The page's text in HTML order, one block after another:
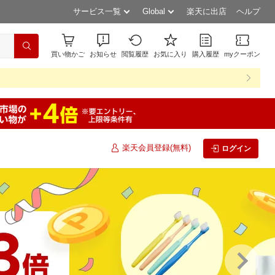
サービス一覧 Global 楽天に出店 ヘルプ
買い物かご お知らせ 閲覧履歴 お気に入り 購入履歴 myクーポン
楽天会員登録(無料) ログイン